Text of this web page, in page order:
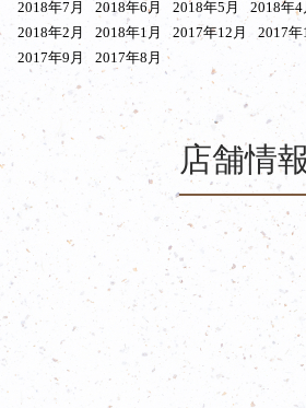
2018年7月
2018年6月 2018年5月 2018年4
2018年2月
2018年1月 2017年12月 2017年
2017年9月
2017年8月
店舗情報